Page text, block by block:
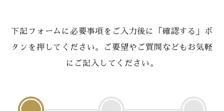
Chapel
Food
下記フォームに必要事項をご入力後に「確認する」ボ
タンを押してください。ご要望やご質問などもお気軽
にご記入してください。